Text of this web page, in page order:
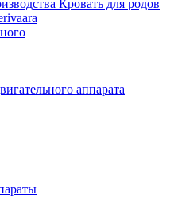
Кровать для родов
аппарата